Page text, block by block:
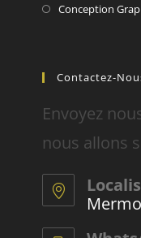
Conception
Contactez-
Envoyez
nous allons